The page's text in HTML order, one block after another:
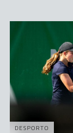
DESPORTO